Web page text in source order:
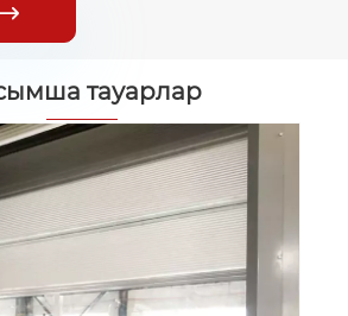
тауарлар
гараж есігі
>>